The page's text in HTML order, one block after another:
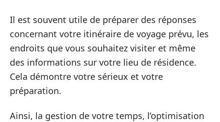
Il est souvent utile de préparer des réponses
concernant votre itinéraire de voyage prévu, les
endroits que vous souhaitez visiter et même
des informations sur votre lieu de résidence.
Cela démontre votre sérieux et votre
préparation.
Ainsi, la gestion de votre temps, l’optimisation